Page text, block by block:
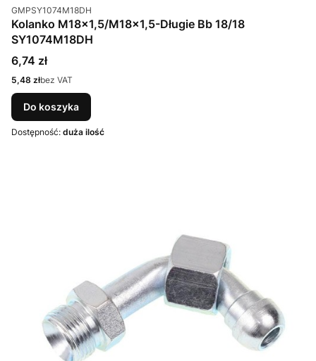
Kod produktu
GMPSY1074M18DH
Kolanko M18x1,5/M18x1,5-Długie Bb 18/18
SY1074M18DH
Cena
6,74 zł
Cena
5,48 złbez VAT
Do koszyka
Dostępność: duża ilość